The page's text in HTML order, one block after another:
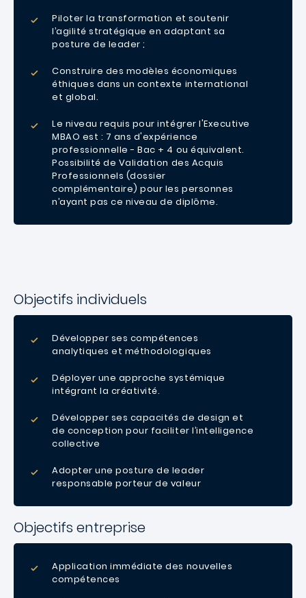
Piloter la transformation et soutenir
l’agilité stratégique en adaptant sa
posture de leader ;
Construire des modèles économiques
éthiques dans un contexte international
et global.
Le niveau requis pour intégrer l'Executive
MBAO est : 7 ans d'expérience
professionnelle - Bac + 4 ou équivalent.
Possibilité de Validation des Acquis
Professionnels (dossier
complémentaire) pour les personnes
n’ayant pas ce niveau de diplôme.
Objectifs individuels
Développer ses compétences
analytiques et méthodologiques
Déployer une approche systémique
intégrant la créativité.
Développer ses capacités de design et
de conception pour faciliter l’intelligence
collective
Adopter une posture de leader
responsable porteur de valeur
Objectifs entreprise
Application immédiate des nouvelles
compétences